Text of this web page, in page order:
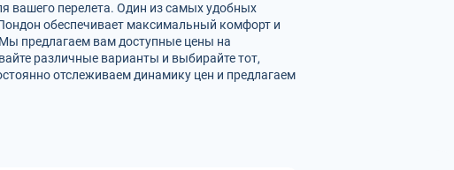
вашего перелета. Один из самых удобных
обеспечивает максимальный комфорт и
предлагаем вам доступные цены на
различные варианты и выбирайте тот,
отслеживаем динамику цен и предлагаем